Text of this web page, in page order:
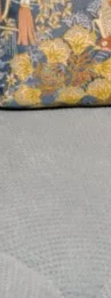
maar
die direct
een warm
ruimte in huis.
om een
dan voor
rijke materialen.
uit trendy
tot opvallende
verkrijgbaar.